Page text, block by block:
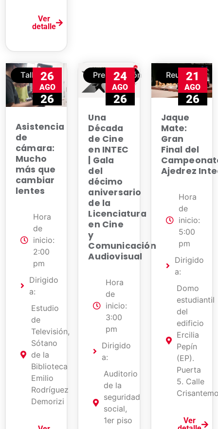
Ver
detalle
Taller26
AGO
26
Asistencia
de
cámara:
Mucho
más que
cambiar
lentes
Hora
de
inicio:
2:00
pm
Dirigido
a:
Estudio
de
Televisión,
Sótano
de la
Biblioteca
Emilio
Rodríguez
Demorizi
Presentación
24
AGO
26
Una
Década
de Cine
en INTEC
| Gala
del
décimo
aniversario
de la
Licenciatura
en Cine
y
Comunicación
Audiovisual
Hora
de
inicio:
3:00
pm
Dirigido
a:
Auditorio
de la
seguridad
social,
1er piso
Reunión
21
AGO
26
Jaque
Mate:
Gran
Final del
Ajedrez
Hora
de
inicio:
5:00
pm
Dirigido
a:
Domo
estudiantil
del
edificio
Ercilia
Pepín
(EP).
Puerta
5. Calle
Ver